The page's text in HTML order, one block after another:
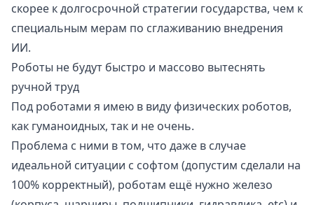
скорее к долгосрочной стратегии государства, чем к
специальным мерам по сглаживанию внедрения
ИИ.
Роботы не будут быстро и массово вытеснять
ручной труд
Под роботами я имею в виду физических роботов,
как гуманоидных, так и не очень.
Проблема с ними в том, что даже в случае
идеальной ситуации с софтом (допустим сделали на
100% корректный), роботам ещё нужно железо